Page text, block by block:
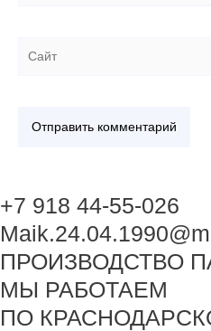
+7 918 44-55-026
ПРОИЗВОДСТВО
МЫ РАБОТАЕМ
ПО